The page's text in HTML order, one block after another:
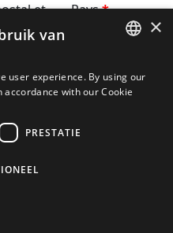
et
*
Pays*
newsletter pleine de
?
FRENCH
×
van
user experience. By using our
with our Cookie
PRESTATIE